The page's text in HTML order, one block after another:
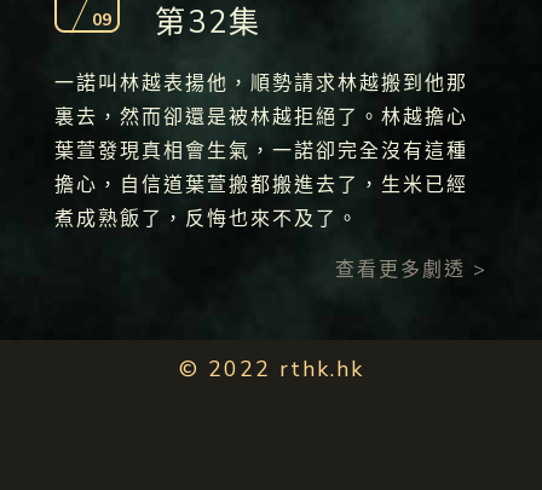
09
第32集
一諾叫林越表揚他，順勢請求林越搬到他那
裏去，然而卻還是被林越拒絕了。林越擔心
葉萱發現真相會生氣，一諾卻完全沒有這種
擔心，自信道葉萱搬都搬進去了，生米已經
煮成熟飯了，反悔也來不及了。
查看更多劇透 >
© 2022 rthk.hk